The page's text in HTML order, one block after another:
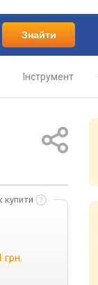
Знайти
Інструмент
купити
грн.